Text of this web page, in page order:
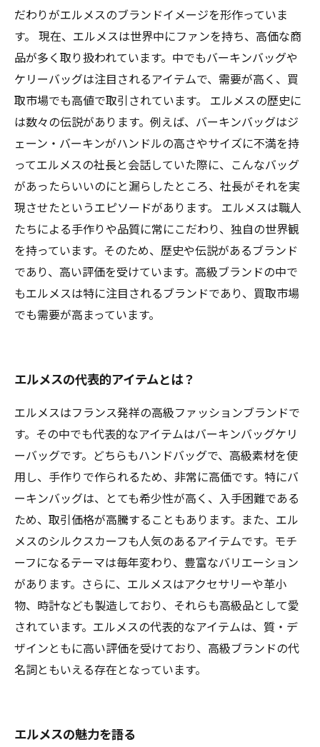
だわりがエルメスのブランドイメージを形作っていま
す。 現在、エルメスは世界中にファンを持ち、高価な商
品が多く取り扱われています。中でもバーキンバッグや
ケリーバッグは注目されるアイテムで、需要が高く、買
取市場でも高値で取引されています。 エルメスの歴史に
は数々の伝説があります。例えば、バーキンバッグはジ
ェーン・バーキンがハンドルの高さやサイズに不満を持
ってエルメスの社長と会話していた際に、こんなバッグ
があったらいいのにと漏らしたところ、社長がそれを実
現させたというエピソードがあります。 エルメスは職人
たちによる手作りや品質に常にこだわり、独自の世界観
を持っています。そのため、歴史や伝説があるブランド
であり、高い評価を受けています。高級ブランドの中で
もエルメスは特に注目されるブランドであり、買取市場
でも需要が高まっています。
エルメスの代表的アイテムとは？
エルメスはフランス発祥の高級ファッションブランドで
す。その中でも代表的なアイテムはバーキンバッグケリ
ーバッグです。どちらもハンドバッグで、高級素材を使
用し、手作りで作られるため、非常に高価です。特にバ
ーキンバッグは、とても希少性が高く、入手困難である
ため、取引価格が高騰することもあります。また、エル
メスのシルクスカーフも人気のあるアイテムです。モチ
ーフになるテーマは毎年変わり、豊富なバリエーション
があります。さらに、エルメスはアクセサリーや革小
物、時計なども製造しており、それらも高級品として愛
されています。エルメスの代表的なアイテムは、質・デ
ザインともに高い評価を受けており、高級ブランドの代
名詞ともいえる存在となっています。
エルメスの魅力を語る